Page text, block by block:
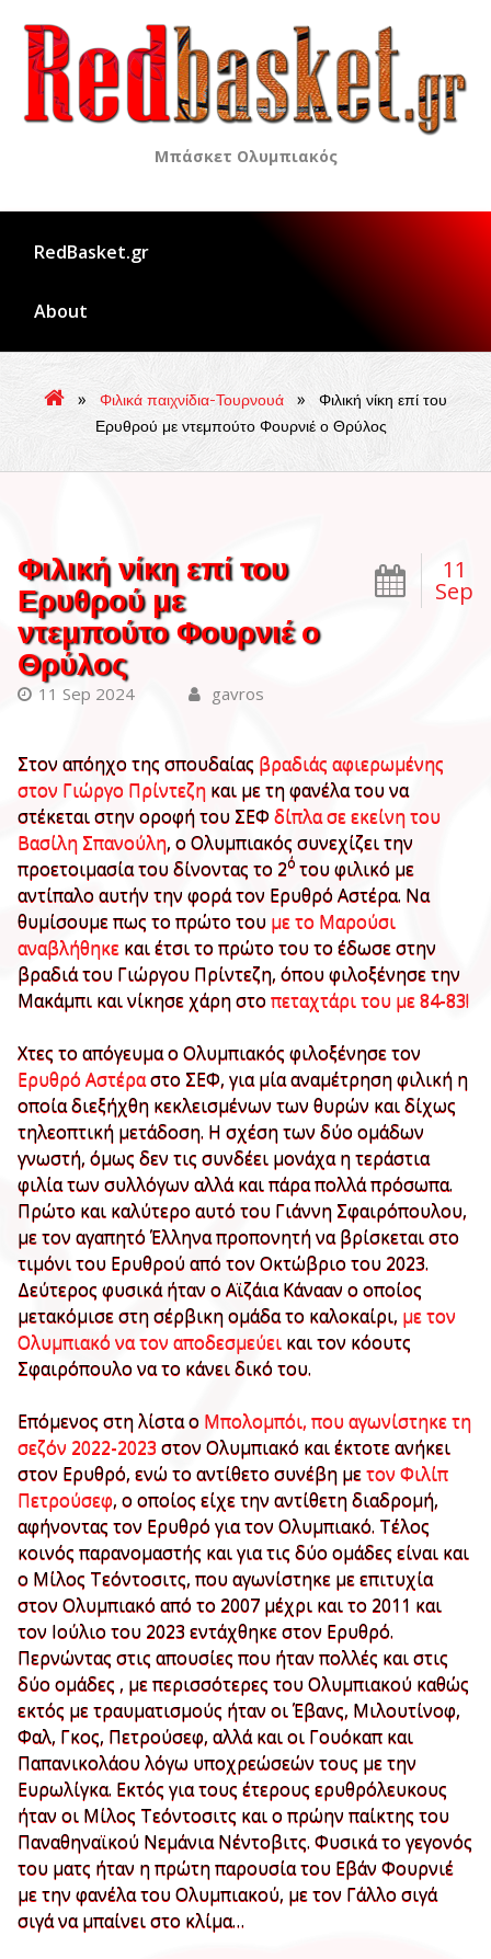
content
Μπάσκετ Ολυμπιακός
RedBasket.gr
About
» Φιλικά παιχνίδια-Τουρνουά » Φιλική νίκη επί του
Ερυθρού με ντεμπούτο Φουρνιέ ο Θρύλος
11
Sep
Φιλική νίκη επί του
Ερυθρού με
ντεμπούτο Φουρνιέ ο
Θρύλος
11 Sep 2024 gavros
Στον απόηχο της σπουδαίας βραδιάς αφιερωμένης
στον Γιώργο Πρίντεζηκαι με τη φανέλα του να
στέκεται στην οροφή του ΣΕΦ δίπλα σε εκείνη του
Βασίλη Σπανούλη, ο Ολυμπιακός συνεχίζει την
προετοιμασία του δίνοντας το 2ό του φιλικό με
αντίπαλο αυτήν την φορά τον Ερυθρό Αστέρα. Να
θυμίσουμε πως το πρώτο του με το Μαρούσι
αναβλήθηκεκαι έτσι το πρώτο του το έδωσε στην
βραδιά του Γιώργου Πρίντεζη, όπου φιλοξένησε την
Μακάμπι και νίκησε χάρη στο πεταχτάρι του με 84-83!
Χτες το απόγευμα ο Ολυμπιακός φιλοξένησε τον
Ερυθρό Αστέραστο ΣΕΦ, για μία αναμέτρηση φιλική η
οποία διεξήχθη κεκλεισμένων των θυρών και δίχως
τηλεοπτική μετάδοση. Η σχέση των δύο ομάδων
γνωστή, όμως δεν τις συνδέει μονάχα η τεράστια
φιλία των συλλόγων αλλά και πάρα πολλά πρόσωπα.
Πρώτο και καλύτερο αυτό του Γιάννη Σφαιρόπουλου,
με τον αγαπητό Έλληνα προπονητή να βρίσκεται στο
τιμόνι του Ερυθρού από τον Οκτώβριο του 2023.
Δεύτερος φυσικά ήταν ο Αϊζάια Κάνααν ο οποίος
μετακόμισε στη σέρβικη ομάδα το καλοκαίρι, με τον
Ολυμπιακό να τον αποδεσμεύεικαι τον κόουτς
Σφαιρόπουλο να το κάνει δικό του.
Επόμενος στη λίστα ο Μπολομπόι, που αγωνίστηκε τη
σεζόν 2022-2023 στον Ολυμπιακό και έκτοτε ανήκει
στον Ερυθρό, ενώ το αντίθετο συνέβη μετον Φιλίπ
Πετρούσεφ, ο οποίος είχε την αντίθετη διαδρομή,
αφήνοντας τον Ερυθρό για τον Ολυμπιακό. Τέλος
κοινός παρανομαστής και για τις δύο ομάδες είναι και
ο Μίλος Τεόντοσιτς, που αγωνίστηκε με επιτυχία
στον Ολυμπιακό από το 2007 μέχρι και το 2011 και
τον Ιούλιο του 2023 εντάχθηκε στον Ερυθρό.
Περνώντας στις απουσίες που ήταν πολλές και στις
δύο ομάδες , με περισσότερες του Ολυμπιακού καθώς
εκτός με τραυματισμούς ήταν οι Έβανς, Μιλουτίνοφ,
Φαλ, Γκος, Πετρούσεφ, αλλά και οι Γουόκαπ και
Παπανικολάου λόγω υποχρεώσεών τους με την
Ευρωλίγκα. Εκτός για τους έτερους ερυθρόλευκους
ήταν οι Μίλος Τεόντοσιτς και ο πρώην παίκτης του
Παναθηναϊκού Νεμάνια Νέντοβιτς. Φυσικά το γεγονός
του ματς ήταν η πρώτη παρουσία του Εβάν Φουρνιέ
με την φανέλα του Ολυμπιακού, με τον Γάλλο σιγά
σιγά να μπαίνει στο κλίμα…